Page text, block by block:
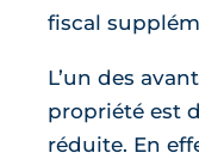
fiscal
L’un des
propriété est
réduite. En